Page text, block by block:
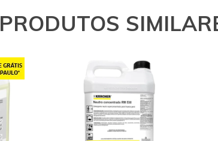
PRODUTOS